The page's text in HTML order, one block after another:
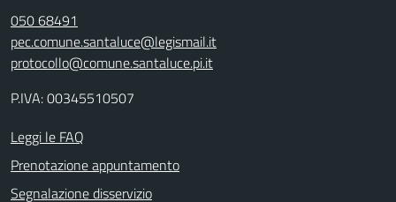
050 68491
pec.comune.santaluce@legismail.it
protocollo@comune.santaluce.pi.it
P.IVA: 00345510507
Leggi le FAQ
Prenotazione appuntamento
Segnalazione disservizio